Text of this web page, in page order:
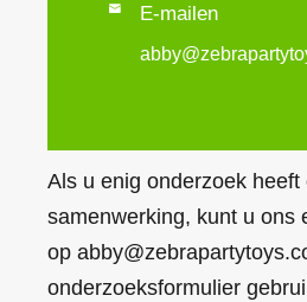
 E-mailen
Als u enig onderzoek heeft
samenwerking, kunt u ons
op
onderzoeksformulier